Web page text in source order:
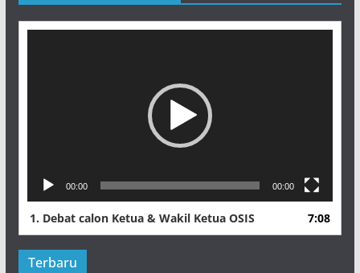
00:00 00:00
1. Debat calon Ketua & Wakil Ketua OSIS 7:08
Terbaru